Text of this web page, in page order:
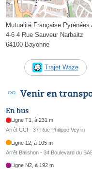
Mutualité Française Pyrénées
4-6 4 Rue Sauveur Narbaitz
64100 Bayonne
Trajet Waze
Venir en
En bus
Ligne T1, à 231 m
Arrêt CCI - 37 Rue Philippe Veyrin
Ligne 12, à 105 m
Arrêt Balishon - 34 Boulevard du
Ligne N2, à 192 m